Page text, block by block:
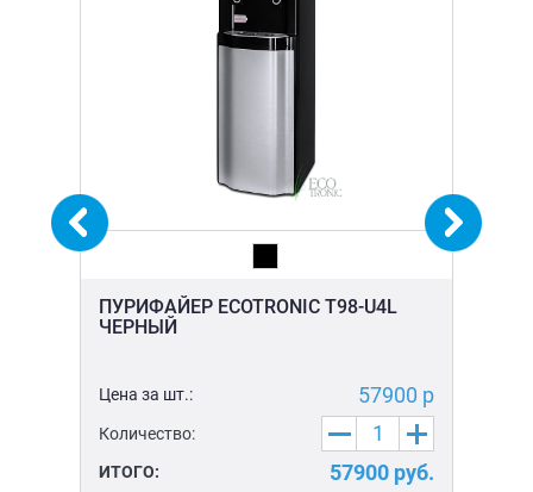
ПУРИФАЙЕР ECOTRONIC T98-U4L
ЧЕРНЫЙ
Цена за шт.: 57900 р
Количество:
ИТОГО: 57900 руб.